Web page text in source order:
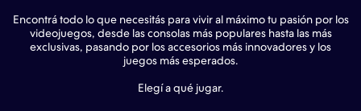
Encontrá todo lo que necesitás para vivir al máximo tu pasión por los
videojuegos, desde las consolas más populares hasta las más
exclusivas, pasando por los accesorios más innovadores y los
juegos más esperados.